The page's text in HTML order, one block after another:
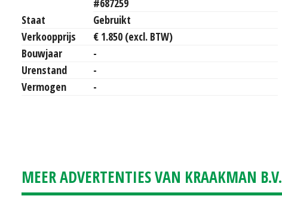
Staat
Gebruikt
Verkoopprijs
€ 1.850 (excl. BTW)
Bouwjaar
-
Urenstand
-
Vermogen
-
MEER ADVERTENTIES VAN KRAAKMAN B.V.